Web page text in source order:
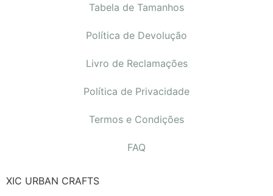
Tabela de Tamanhos
Política de Devolução
Livro de Reclamações
Política de Privacidade
Termos e Condições
FAQ
XIC URBAN CRAFTS